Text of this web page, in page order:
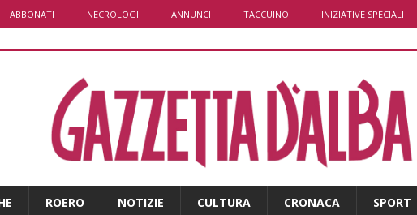
ABBONATI NECROLOGI ANNUNCI TACCUINO INIZIATIVE SPECIALI
ROERO NOTIZIE CULTURA CRONACA SPORT